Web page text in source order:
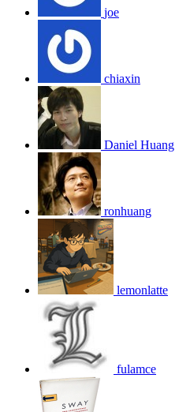
joe
chiaxin
Daniel Huang
ronhuang
lemonlatte
fulamce